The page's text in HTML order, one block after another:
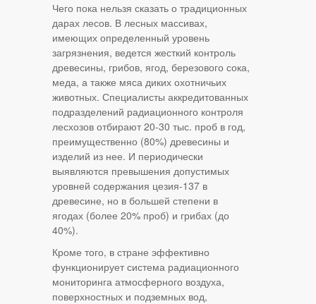
Чего пока нельзя сказать о традиционных
дарах лесов. В лесных массивах,
имеющих определенный уровень
загрязнения, ведется жесткий контроль
древесины, грибов, ягод, березового сока,
меда, а также мяса диких охотничьих
животных. Специалисты аккредитованных
подразделений радиационного контроля
лесхозов отбирают 20-30 тыс. проб в год,
преимущественно (80%) древесины и
изделий из нее. И периодически
выявляются превышения допустимых
уровней содержания цезия-137 в
древесине, но в большей степени в
ягодах (более 20% проб) и грибах (до
40%).
Кроме того, в стране эффективно
функционирует система радиационного
мониторинга атмосферного воздуха,
поверхностных и подземных вод,